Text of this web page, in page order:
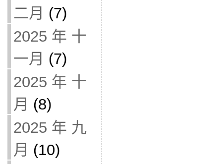
二月 (7)
2025 年 十
一月 (7)
2025 年 十
月 (8)
2025 年 九
月 (10)